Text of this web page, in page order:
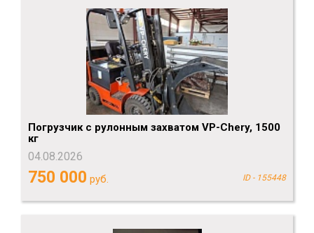
Погрузчик с рулонным захватом VP-Chery, 1500
кг
04.08.2026
750 000 руб. ID - 155448